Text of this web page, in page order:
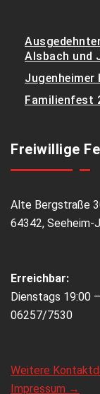
Alsbach und
Jugenheimer
Familienfest
Freiwillige
Alte Bergstraße
64342, Seeheim-
Erreichbar:
Dienstags 19:00
06257/7530
Weitere
Impressum →